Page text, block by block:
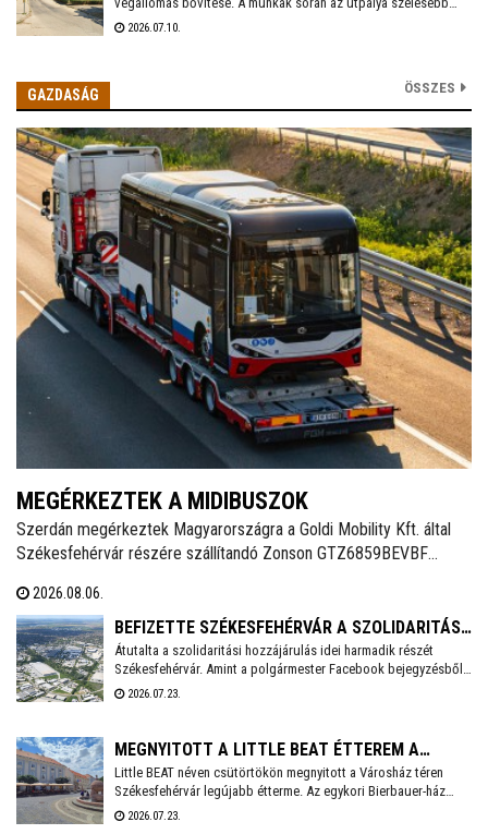
lesz, hogy az autóbuszok ki tudják kerülni egymást. A
zárulnak. Arra kérik az utasokat, figyeljék a kihelyezett
jelzéseket, és az átépítés idején kijelölt ideiglenes megállókat.
2026.07.10.
GAZDASÁG ÖSSZES
MEGÉRKEZTEK A MIDIBUSZOK
Szerdán megérkeztek Magyarországra a Goldi Mobility Kft. által
Székesfehérvár részére szállítandó Zonson GTZ6859BEVBF
hosszú járműveket nettó 126,23 millió forintos darabonkénti
vételáron szerzi be Székesfehérvár.
2026.08.06.
BEFIZETTE SZÉKESFEHÉRVÁR A SZOLIDARITÁSI
HOZZÁJÁRULÁS AKTUÁLIS RÉSZLETÉT
Átutalta a szolidaritási hozzájárulás idei harmadik részét
Székesfehérvár. Amint a polgármester Facebook bejegyzésből
kiderül, idén még 3,6 milliárd forintot kell befizetnie a városnak.
2026.07.23.
MEGNYITOTT A LITTLE BEAT ÉTTEREM A
VÁROSHÁZ TÉREN
Little BEAT néven csütörtökön megnyitott a Városház téren
Székesfehérvár legújabb étterme. Az egykori Bierbauer-ház
helyén 2010 óta a Pátria étterem működött egészen tavaly év
2026.07.23.